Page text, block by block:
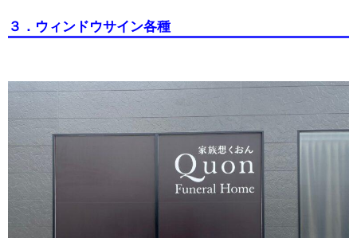
３．ウィンドウサイン各種